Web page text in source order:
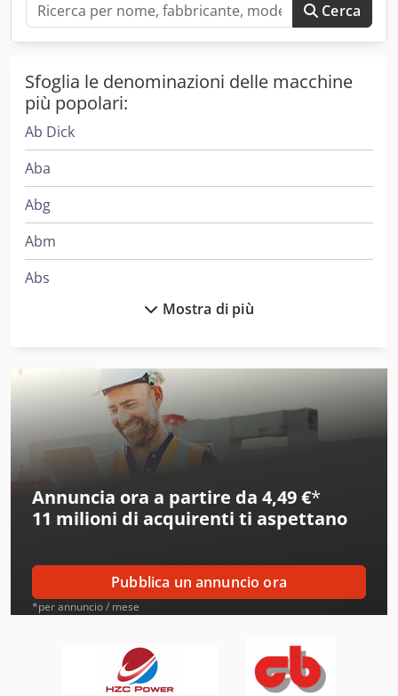
Cerca
Sfoglia le denominazioni delle macchine
più popolari:
Ab Dick
Aba
Abg
Abm
Abs
Accu-Sort Systems
Alberti
Ams
Amt
Mostra di più
Annuncia ora a partire da 4,49 €*
11 milioni di acquirenti ti aspettano
Pubblica un annuncio ora
*per annuncio / mese